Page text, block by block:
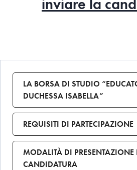
inviare la
LA BORSA DI STUDIO
DUCHESSA ISABELLA”
REQUISITI DI PARTECIPAZIONE
MODALITÀ DI PRESENTAZIONE
CANDIDATURA